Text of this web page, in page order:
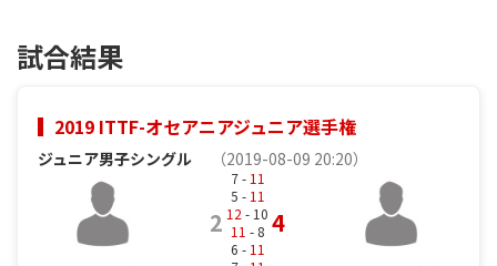
試合結果
2019 ITTF-オセアニアジュニア選手権
ジュニア男子シングル （2019-08-09 20:20）
2
7 - 11
5 - 11
12 - 10
11 - 8
6 - 11
4